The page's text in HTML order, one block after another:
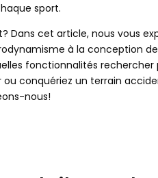
sport.
cet article, nous vous
à la conception
fonctionnalités rechercher
conquériez un terrain
nous!